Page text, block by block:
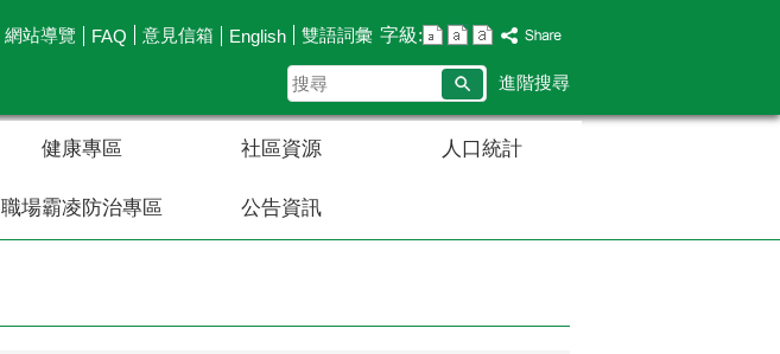
網站導覽 FAQ 意見信箱 English 雙語詞彙 字級:
搜
尋
進階搜尋
健康專區 社區資源 人口統計
職場霸凌防治專區 公告資訊